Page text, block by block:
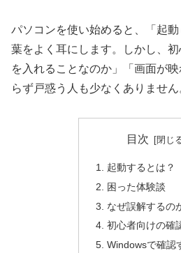
パソコンを使い始めると、「起
葉をよく耳にします。しかし、
を入れることなのか」「画面が
らず戸惑う人も少なくありません
目次
起動するとは？
困った体験談
なぜ誤解するの
初心者向けの確
Windowsで確認